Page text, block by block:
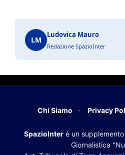
LM
Ludovica Mauro
Redazione SpazioInter
Chi Siamo Privacy
SpazioInter è un
Giornalistica